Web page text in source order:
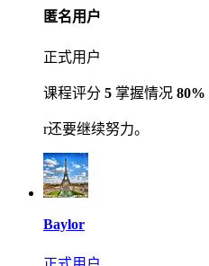
匿名用户
正式用户
课程评分 5 掌握情况 80%
r还要继续努力。
Baylor